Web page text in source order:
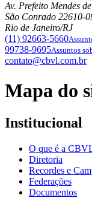
Av. Prefeito Mendes
São Conrado 22610-
Rio de Janeiro/RJ
(11) 92663-5660
99738-9695Assuntos
contato@cbvl.com.br
Mapa do
Institucional
O que é a
Diretoria
Recordes e
Federações
Documentos